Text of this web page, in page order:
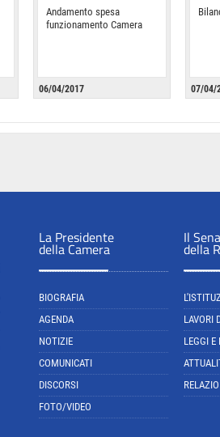
Andamento spesa
funzionamento Camera
06/04/2017 07/04/
La Presidente
della Camera
BIOGRAFIA
AGENDA
NOTIZIE
COMUNICATI
DISCORSI
FOTO/VIDEO
Il
della
LAVORI
LEGGI E